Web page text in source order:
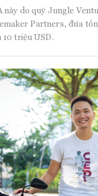
này do quỹ Jungle
Partners, đưa
10 triệu USD.